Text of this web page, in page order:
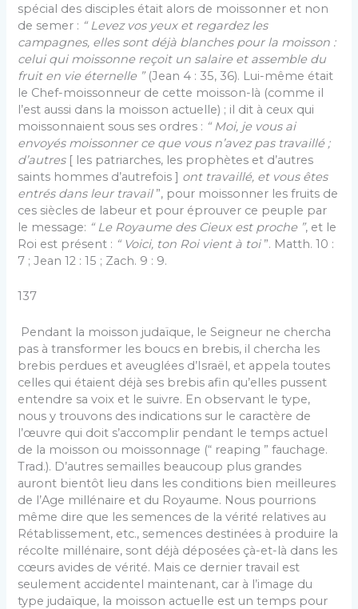
spécial des disciples était alors de moissonner et non
de semer : “ Levez vos yeux et regardez les
campagnes, elles sont déjà blanches pour la moisson :
celui qui moissonne reçoit un salaire et assemble du
fruit en vie éternelle ”(Jean 4 : 35, 36). Lui-même était
le Chef-moissonneur de cette moisson-là (comme il
l’est aussi dans la moisson actuelle) ; il dit à ceux qui
moissonnaient sous ses ordres : “ Moi, je vous ai
envoyés moissonner ce que vous n’avez pas travaillé ;
d’autres[ les patriarches, les prophètes et d’autres
saints hommes d’autrefois ] ont travaillé, et vous êtes
entrés dans leur travail ”, pour moissonner les fruits de
ces siècles de labeur et pour éprouver ce peuple par
le message: “ Le Royaume des Cieux est proche ”, et le
Roi est présent : “ Voici, ton Roi vient à toi”. Matth. 10 :
7 ; Jean 12 : 15 ; Zach. 9 : 9.
137
Pendant la moisson judaïque, le Seigneur ne chercha
pas à transformer les boucs en brebis, il chercha les
brebis perdues et aveuglées d’Israël, et appela toutes
celles qui étaient déjà ses brebis afin qu’elles pussent
entendre sa voix et le suivre. En observant le type,
nous y trouvons des indications sur le caractère de
l’œuvre qui doit s’accomplir pendant le temps actuel
de la moisson ou moissonnage (“ reaping ” fauchage.
Trad.). D’autres semailles beaucoup plus grandes
auront bientôt lieu dans les conditions bien meilleures
de l’Age millénaire et du Royaume. Nous pourrions
même dire que les semences de la vérité relatives au
Rétablissement, etc., semences destinées à produire la
récolte millénaire, sont déjà déposées çà-et-là dans les
cœurs avides de vérité. Mais ce dernier travail est
seulement accidentel maintenant, car à l’image du
type judaïque, la moisson actuelle est un temps pour